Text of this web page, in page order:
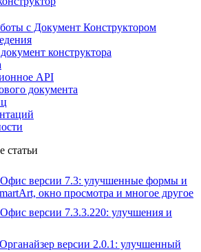
с Документ Конструктором
конструктора
API
документа
статьи
версии 7.3: улучшенные формы и
окно просмотра и многое другое
версии 7.3.3.220: улучшения и
версии 2.0.1: улучшенный